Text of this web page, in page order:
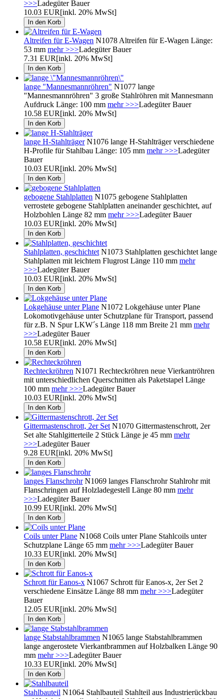
>>>Ladegüter Bauer
10.03 EUR[inkl. 20% MwSt]
Altreifen für E-Wagen N1078 Altreifen für E-Wagen Länge:
53 mm mehr >>>Ladegüter Bauer
7.31 EUR[inkl. 20% MwSt]
lange "Mannesmannröhren" N1077 lange
"Mannesmannröhren" 3 große Stahlröhren mit Mannesmann
Aufdruck Länge: 100 mm mehr >>>Ladegüter Bauer
10.58 EUR[inkl. 20% MwSt]
lange H-StahlträgerN1076 lange H-Stahlträger verschiedene
H-Profile für Stahlbau Länge: 105 mm mehr >>>Ladegüter
Bauer
10.03 EUR[inkl. 20% MwSt]
gebogene Stahlplatten N1075 gebogene Stahlplatten
verrostete gebogene Stahlplatten aneinander geschichtet, auf
Holzbohlen Länge 82 mm mehr >>>Ladegüter Bauer
10.03 EUR[inkl. 20% MwSt]
Stahlplatten, geschichtet N1073 Stahlplatten geschichtet lange
Stahlplatten mit leichtem Flugrost Länge 110 mm mehr
>>>Ladegüter Bauer
10.03 EUR[inkl. 20% MwSt]
Lokgehäuse unter Plane N1072 Lokgehäuse unter Plane
Lokomotivgehäuse unter Schutzplane für Transport, passend
für z.B. N Spur LKW´s Länge 118 mm Breite 21 mm mehr
>>>Ladegüter Bauer
10.58 EUR[inkl. 20% MwSt]
Rechteckröhren N1071 Rechteckröhren neue Vierkantröhren
mit unterschiedlichen Querschnitten als Paketstapel Länge
100 mm mehr >>>Ladegüter Bauer
10.03 EUR[inkl. 20% MwSt]
Gittermastenschrott, 2er Set N1070 Gittermastenschrott, 2er
Set alte Stahlgitterteile 2 Stück Länge je 45 mm mehr
>>>Ladegüter Bauer
9.28 EUR[inkl. 20% MwSt]
langes FlanschrohrN1069 langes Flanschrohr Stahlrohr mit
Flanschringen auf Holzladegestell Länge 80 mm mehr
>>>Ladegüter Bauer
10.99 EUR[inkl. 20% MwSt]
Coils unter Plane N1068 Coils unter Plane Stahlcoils unter
Schutzplane Länge 65 mm mehr >>>Ladegüter Bauer
10.33 EUR[inkl. 20% MwSt]
Schrott für Eanos-x N1067 Schrott für Eanos-x, 2er Set 2
verschiedene Einsätze Länge 88 mm mehr >>>Ladegüter
Bauer
12.05 EUR[inkl. 20% MwSt]
lange Stabstahlbrammen N1065 lange Stabstahlbrammen
lange angerostete Vierkantbrammen auf Holzbalken Länge 90
mm mehr >>>Ladegüter Bauer
10.33 EUR[inkl. 20% MwSt]
Stahlbauteil N1064 Stahlbauteil Stahlteil aus Industrierückbau